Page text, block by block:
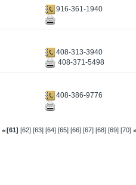
916-361-1940
408-313-3940
408-371-5498
408-386-9776
[61] [62] [63] [64] [65] [66] [67] [68] [69] [70]